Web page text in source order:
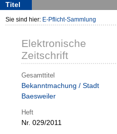
Titel
Sie sind hier: E-Pflicht-Sammlung
Elektronische
Zeitschrift
Gesamttitel
Bekanntmachung / Stadt
Baesweiler
Heft
Nr. 029/2011